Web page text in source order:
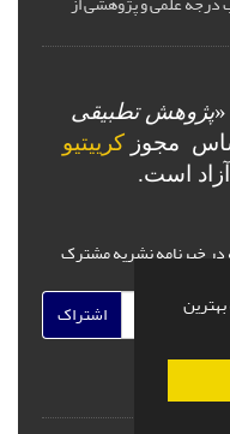
پژوهش تطبیقی
مجوز کرییتیو
است.
در خبرنامه نشریه مشترک
اشتراک